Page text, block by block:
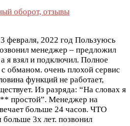
оборот, отзывы
3 февраля, 2022 год Пользуюсь
менеджер – предложил
я взял и подключил. Полное
обманом. очень плохой сервис
функций не работает,
Из разряда: “На словах я
простой”. Менеджер на
больше 24 часов. ЧТО
3х лет. позвонил